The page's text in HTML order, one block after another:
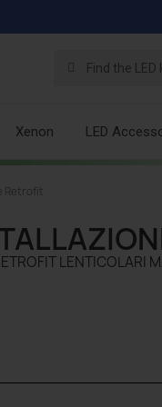
Xenon LED
Retrofit
LENTICOLARI